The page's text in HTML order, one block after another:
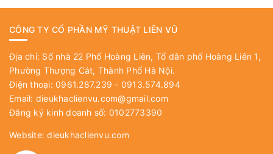
CÔNG TY CỔ PHẦN MỸ THUẬT LIÊN VŨ
Địa chỉ: Số nhà 22 Phố Hoàng Liên, Tổ dân phố Hoàng Liên 1,
Phường Thượng Cát, Thành Phố Hà Nội.
Điện thoại: 0961.287.239 - 0913.574.894
Email: dieukhaclienvu.com@gmail.com
Đăng ký kinh doanh số: 0102773390
Website:dieukhaclienvu.com